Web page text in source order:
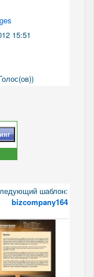
15:51
шаблон:
bizcompany164